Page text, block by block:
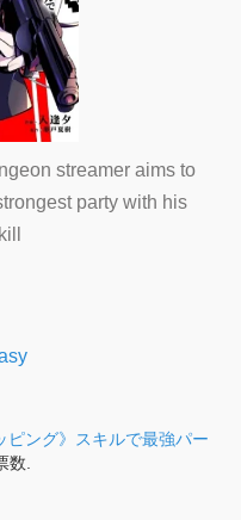
streamer aims to
party with his
ピング》スキルで最強パー
数.